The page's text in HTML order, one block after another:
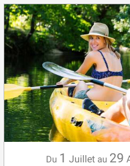
Du 1 Juillet au 29